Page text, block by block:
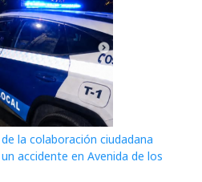
la colaboración ciudadana
accidente en Avenida de los